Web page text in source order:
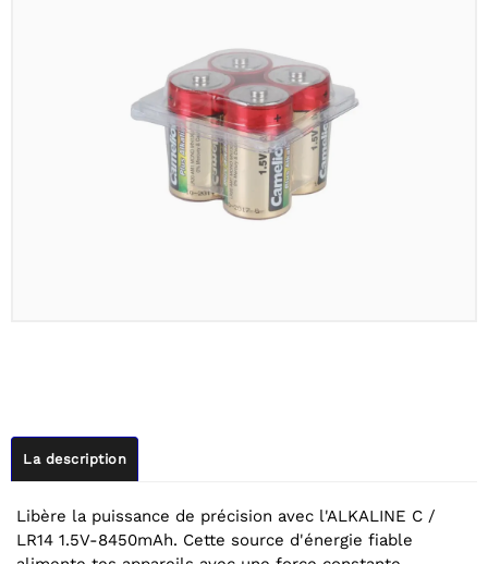
La description
Libère la puissance de précision avec l'ALKALINE C /
LR14 1.5V-8450mAh. Cette source d'énergie fiable